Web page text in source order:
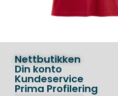
Nettbutikken
Din konto
Kundeservice
Prima Profilering